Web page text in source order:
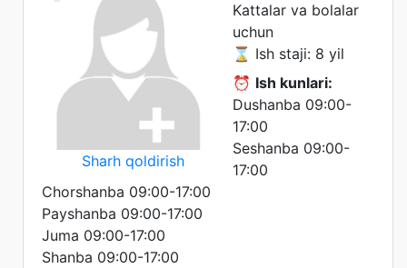
Sharh qoldirish
Kattalar va bolalar
uchun
⌛ Ish staji: 8 yil
⏰ Ish kunlari:
Dushanba 09:00-
17:00
Seshanba 09:00-
17:00
Chorshanba 09:00-17:00
Payshanba 09:00-17:00
Juma 09:00-17:00
Shanba 09:00-17:00